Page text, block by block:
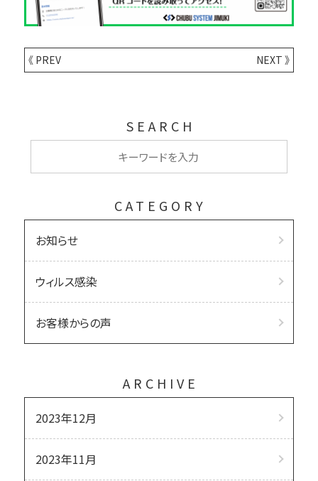
SEARCH
CATEGORY
お知らせ
ウィルス感染
お客様からの声
ARCHIVE
2023年12月
2023年11月
《 PREV NEXT 》